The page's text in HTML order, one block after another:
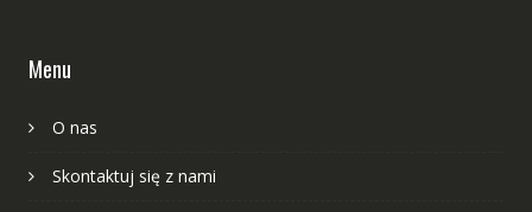
Menu
O nas
Skontaktuj się z nami